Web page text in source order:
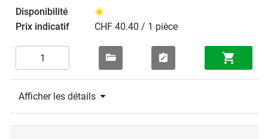
CHF 40.40 / 1 pièce
Afficher les détails